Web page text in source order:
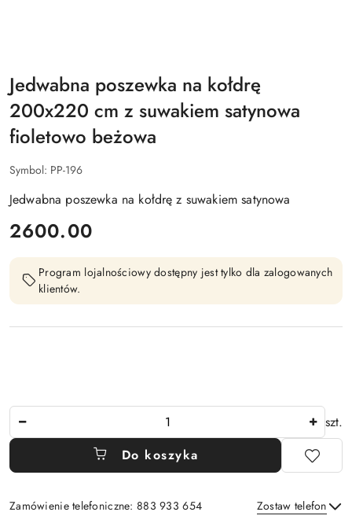
Jedwabna poszewka na kołdrę
200x220 cm z suwakiem satynowa
fioletowo beżowa
Symbol: PP-196
Jedwabna poszewka na kołdrę z suwakiem satynowa
cena:
2600.00
Program lojalnościowy dostępny jest tylko dla zalogowanych
klientów.
szt.
Do koszyka
Zamówienie telefoniczne: 883 933 654 Zostaw telefon